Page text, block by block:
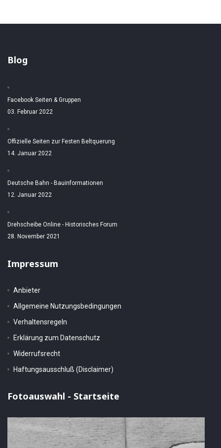
Blog
Facebook Seiten & Gruppen
03. Februar 2022
Offizielle Seiten zur Festen Beltquerung
14. Januar 2022
Deutsche Bahn - Bauinformationen
12. Januar 2022
Drehscheibe Online - Historisches Forum
28. November 2021
Impressum
Anbieter
Allgemeine Nutzungsbedingungen
Verhaltensregeln
Erklärung zum Datenschutz
Widerrufsrecht
Haftungsausschluß (Disclaimer)
Fotoauswahl - Startseite